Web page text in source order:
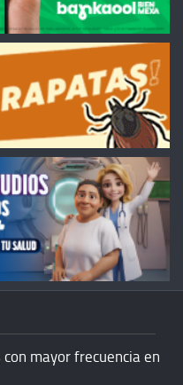
mayor frecuencia en